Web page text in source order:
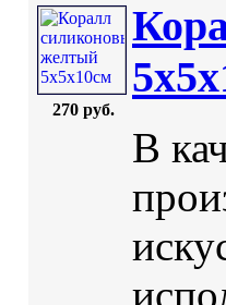
270 руб.
В